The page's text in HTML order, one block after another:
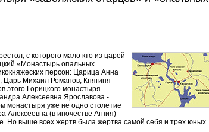
с которого мало кто из царей
«Монастырь опальных
персон: Царица Анна
Царь Михаил Романов, Княгиня
этого Горицкого монастыря
Алексеевна Ярославова -
монастыря уже не одно столетие
Алексеевна (в иночестве Агния)
Но выше всех жертв была жертва самой себя и трех юных